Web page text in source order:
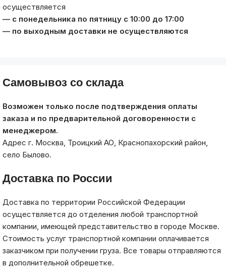
осуществляется
— с понедельника по пятницу с 10:00 до 17:00
— по выходным доставки не осуществляются
Самовывоз со склада
Возможен только после подтверждения оплаты
заказа и по предварительной договоренности с
менеджером.
Адрес г. Москва, Троицкий АО, Краснопахорский район,
село Былово.
Доставка по России
Доставка по территории Российской Федерации
осуществляется до отделения любой транспортной
компании, имеющей представительство в городе Москве.
Стоимость услуг транспортной компании оплачивается
заказчиком при получении груза. Все товары отправляются
в дополнительной обрешетке.